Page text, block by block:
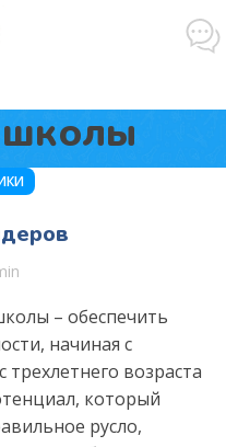
– обеспечить
начиная с
трехлетнего возраста
который
русло,